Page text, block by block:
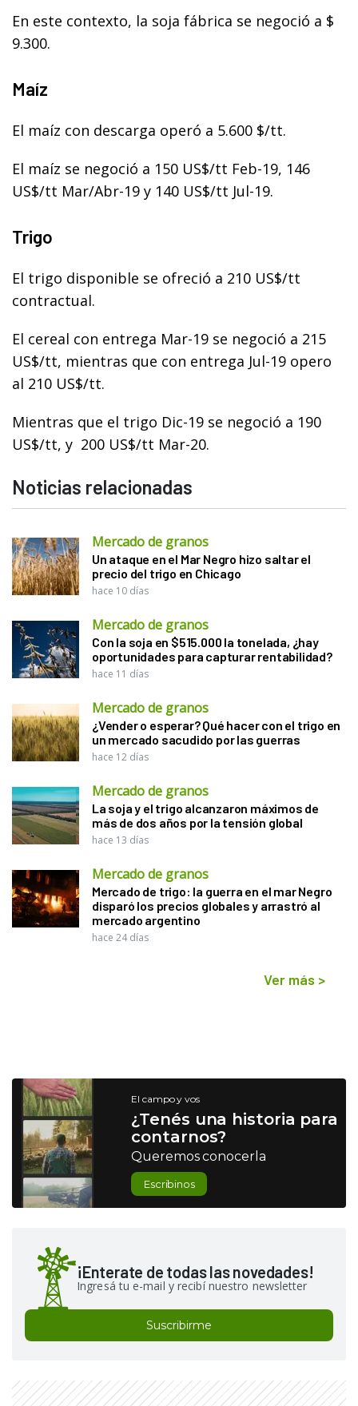
En este contexto, la soja fábrica se negoció a $
9.300.
Maíz
El maíz con descarga operó a 5.600 $/tt.
El maíz se negoció a 150 US$/tt Feb-19, 146
US$/tt Mar/Abr-19 y 140 US$/tt Jul-19.
Trigo
El trigo disponible se ofreció a 210 US$/tt
contractual.
El cereal con entrega Mar-19 se negoció a 215
US$/tt, mientras que con entrega Jul-19 opero
al 210 US$/tt.
Mientras que el trigo Dic-19 se negoció a 190
US$/tt, y 200 US$/tt Mar-20.
Noticias relacionadas
Mercado de granos
Un ataque en el Mar Negro hizo saltar el
precio del trigo en Chicago
hace 10 días
Mercado de granos
Con la soja en $515.000 la tonelada, ¿hay
oportunidades para capturar rentabilidad?
hace 11 días
Mercado de granos
¿Vender o esperar? Qué hacer con el trigo en
un mercado sacudido por las guerras
hace 12 días
Mercado de granos
La soja y el trigo alcanzaron máximos de
más de dos años por la tensión global
hace 13 días
Mercado de granos
Mercado de trigo: la guerra en el mar Negro
disparó los precios globales y arrastró al
mercado argentino
hace 24 días
Ver más >
El campo y vos
¿Tenés una historia para
contarnos?
Queremos conocerla
Escribinos
¡Enterate de todas las novedades!
Ingresá tu e-mail y recibí nuestro newsletter
Suscribirme